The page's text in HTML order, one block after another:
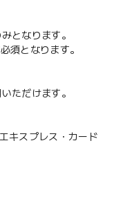
となります。
須となります。
ただけます。
スプレス・カード